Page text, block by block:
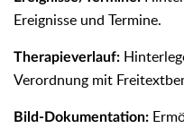
Ereignisse und Termine.
Therapieverlauf:
Verordnung mit
Bild-Dokumentation: